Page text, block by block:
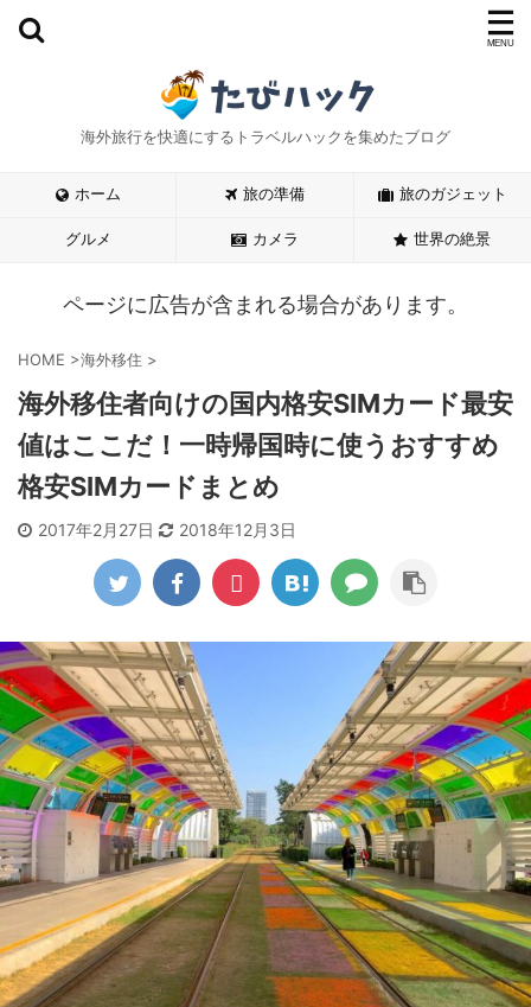
海外旅行を快適にするトラベルハックを集めたブログ
ホーム 旅の準備 旅のガジェット
グルメ カメラ 世界の絶景
ページに広告が含まれる場合があります。
HOME >海外移住 >
海外移住者向けの国内格安SIMカード最安
値はここだ！一時帰国時に使うおすすめ
格安SIMカードまとめ
2017年2月27日 2018年12月3日